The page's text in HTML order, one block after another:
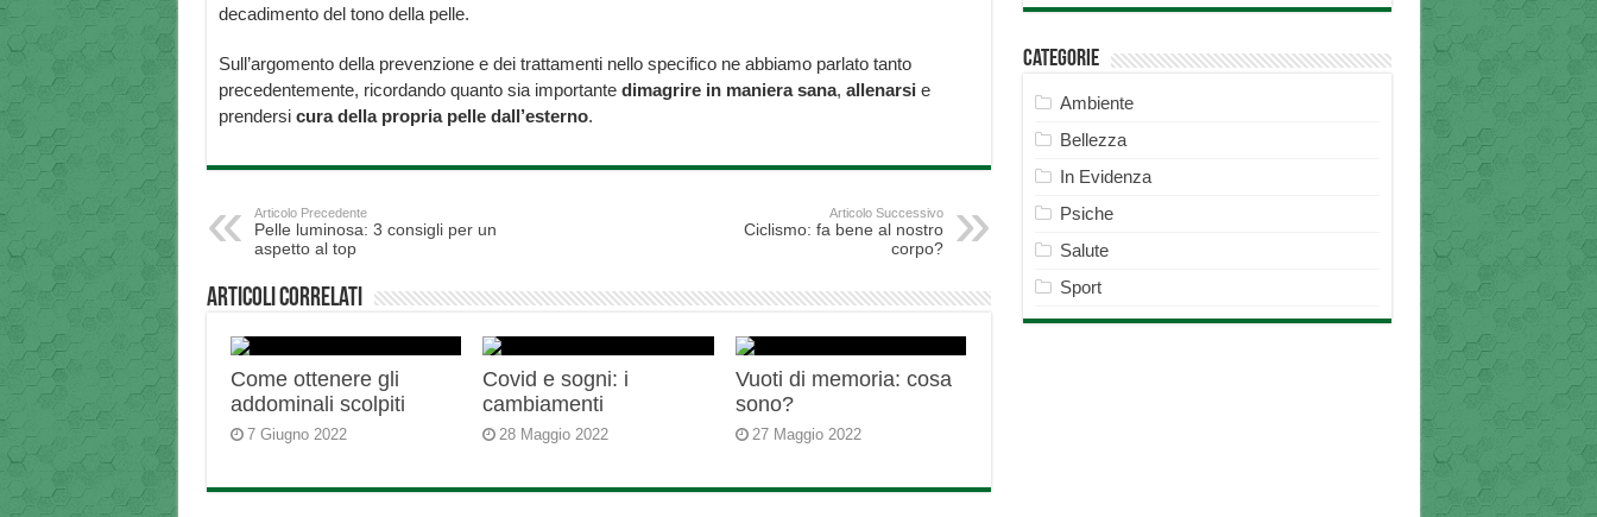
decadimento del tono della pelle.
Sull’argomento della prevenzione e dei trattamenti nello specifico ne abbiamo parlato tanto
precedentemente, ricordando quanto sia importante dimagrire in maniera sana, allenarsi e
prendersi cura della propria pelle dall’esterno.
Articolo Precedente
Pelle luminosa: 3 consigli per un
aspetto al top
Articolo Successivo
Ciclismo: fa bene al nostro
corpo?
Articoli correlati
Come ottenere gli
addominali scolpiti
7 Giugno 2022
Covid e sogni: i
cambiamenti
28 Maggio 2022
Vuoti di memoria: cosa
sono?
27 Maggio 2022
Categorie
Ambiente
Bellezza
In Evidenza
Psiche
Salute
Sport